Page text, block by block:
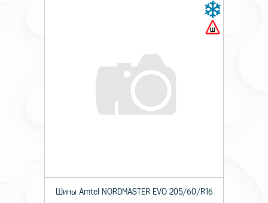
Шины Amtel NORDMASTER EVO 205/60/R16